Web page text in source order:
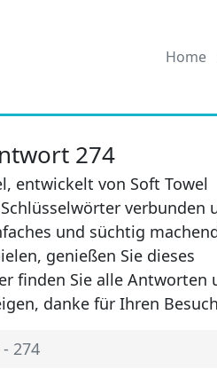
Home
274
entwickelt von Soft Towel
verbunden
und süchtig
genießen Sie dieses
finden Sie alle Antworten
danke für Ihren
274